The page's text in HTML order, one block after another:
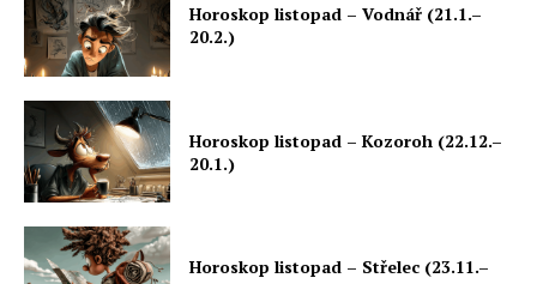
Horoskop listopad – Vodnář (21.1.–
20.2.)
Horoskop listopad – Kozoroh (22.12.–
20.1.)
Horoskop listopad – Střelec (23.11.–